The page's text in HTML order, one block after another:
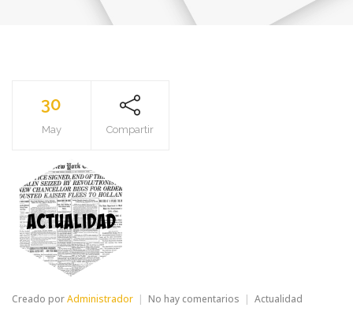
30
May Compartir
Creado porAdministrador No hay comentarios en Actualidad